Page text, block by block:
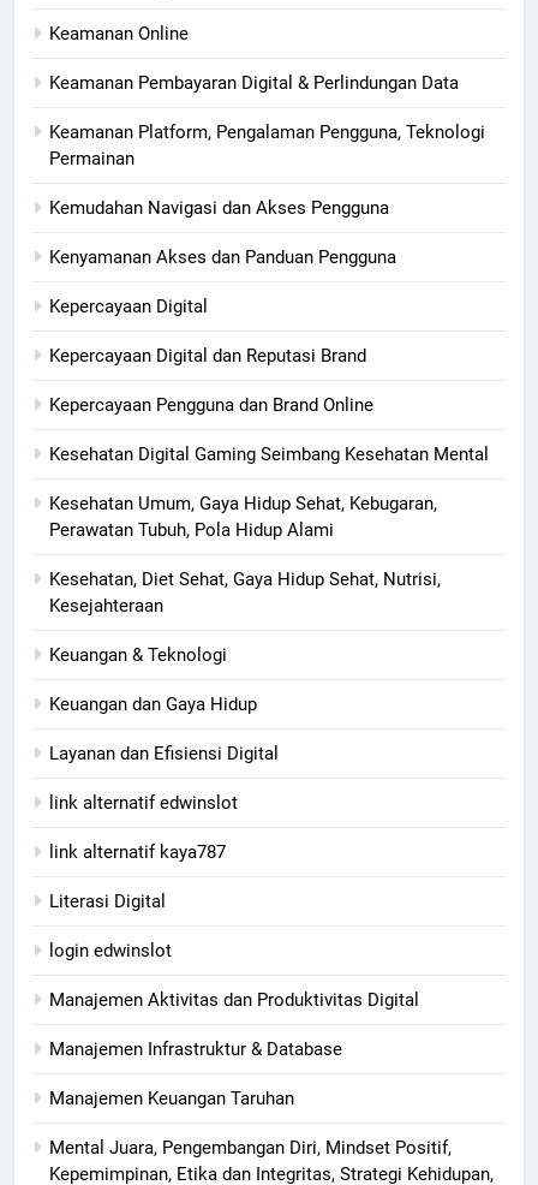
Keamanan Online
Keamanan Pembayaran Digital & Perlindungan Data
Keamanan Platform, Pengalaman Pengguna, Teknologi
Permainan
Kemudahan Navigasi dan Akses Pengguna
Kenyamanan Akses dan Panduan Pengguna
Kepercayaan Digital
Kepercayaan Digital dan Reputasi Brand
Kepercayaan Pengguna dan Brand Online
Kesehatan Digital Gaming Seimbang Kesehatan Mental
Kesehatan Umum, Gaya Hidup Sehat, Kebugaran,
Perawatan Tubuh, Pola Hidup Alami
Kesehatan, Diet Sehat, Gaya Hidup Sehat, Nutrisi,
Kesejahteraan
Keuangan & Teknologi
Keuangan dan Gaya Hidup
Layanan dan Efisiensi Digital
link alternatif edwinslot
link alternatif kaya787
Literasi Digital
login edwinslot
Manajemen Aktivitas dan Produktivitas Digital
Manajemen Infrastruktur & Database
Manajemen Keuangan Taruhan
Mental Juara, Pengembangan Diri, Mindset Positif,
Kepemimpinan, Etika dan Integritas, Strategi Kehidupan,